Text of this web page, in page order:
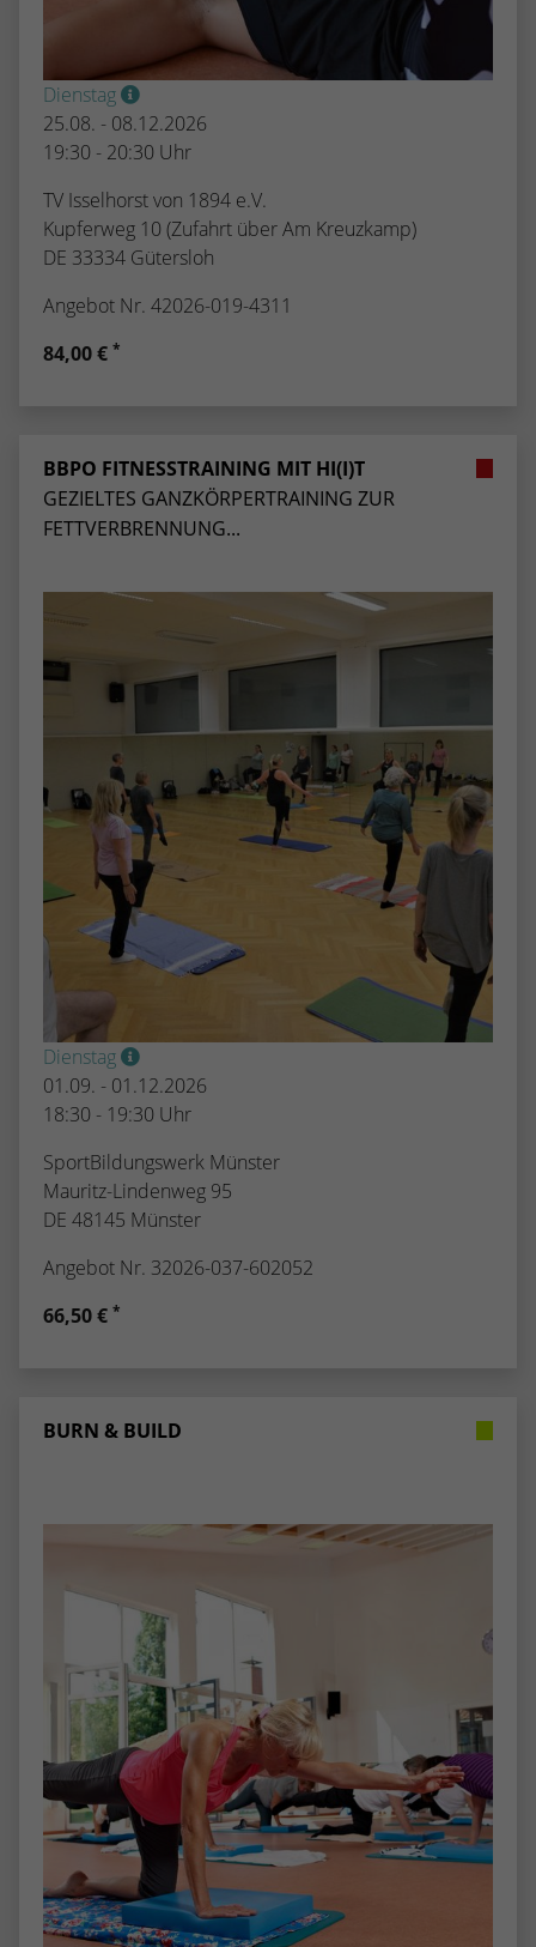
Dienstag
25.08. - 08.12.2026
19:30 - 20:30 Uhr
TV Isselhorst von 1894 e.V.
Kupferweg 10 (Zufahrt über Am Kreuzkamp)
DE 33334 Gütersloh
Angebot Nr. 42026-019-4311
84,00 € *
BBPO FITNESSTRAINING MIT HI(I)T
GEZIELTES GANZKÖRPERTRAINING ZUR
FETTVERBRENNUNG...
Dienstag
01.09. - 01.12.2026
18:30 - 19:30 Uhr
SportBildungswerk Münster
Mauritz-Lindenweg 95
DE 48145 Münster
Angebot Nr. 32026-037-602052
66,50 € *
BURN & BUILD